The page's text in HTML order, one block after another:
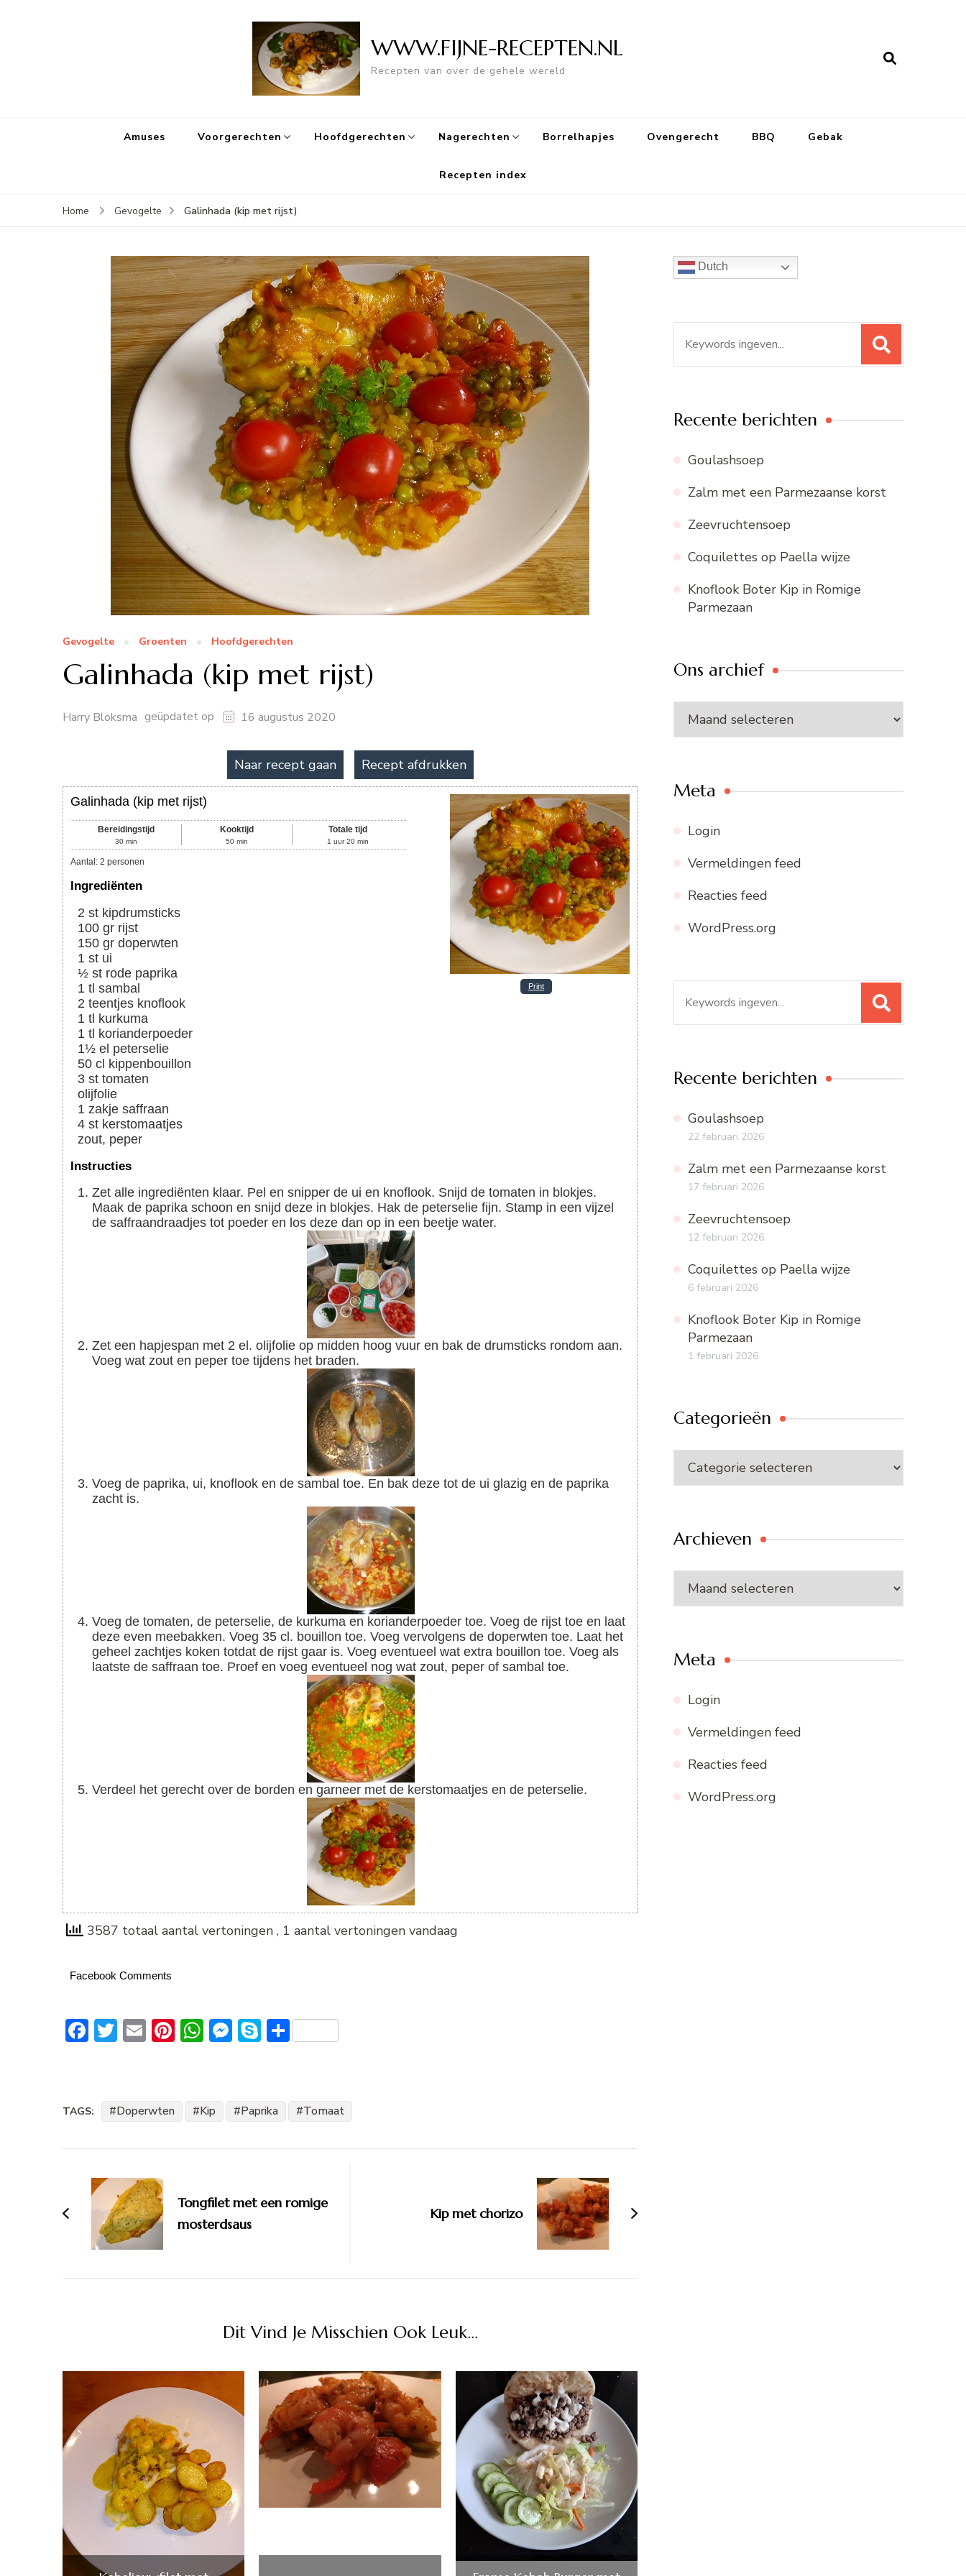
WWW.FIJNE-RECEPTEN.NL
Recepten van over de gehele wereld
Amuses Voorgerechten Hoofdgerechten Nagerechten Borrelhapjes Ovengerecht BBQ Gebak
Recepten index
Home Gevogelte Galinhada (kip met rijst)
Gevogelte Groenten Hoofdgerechten
Galinhada (kip met rijst)
Harry Bloksma geüpdatet op 16 augustus 2020
Naar recept gaan Recept afdrukken
Print
Galinhada (kip met rijst)
Bereidingstijd
30 min
Kooktijd
50 min
Totale tijd
1 uur 20 min
Aantal : 2 personen
Ingrediënten
2 st kipdrumsticks
100 gr rijst
150 gr doperwten
1 st ui
½ st rode paprika
1 tl sambal
2 teentjes knoflook
1 tl kurkuma
1 tl korianderpoeder
1½ el peterselie
50 cl kippenbouillon
3 st tomaten
olijfolie
1 zakje saffraan
4 st kerstomaatjes
zout, peper
Instructies
Zet alle ingrediënten klaar. Pel en snipper de ui en knoflook. Snijd de tomaten in blokjes.
Maak de paprika schoon en snijd deze in blokjes. Hak de peterselie fijn. Stamp in een vijzel
de saffraandraadjes tot poeder en los deze dan op in een beetje water.
Zet een hapjespan met 2 el. olijfolie op midden hoog vuur en bak de drumsticks rondom aan.
Voeg wat zout en peper toe tijdens het braden.
Voeg de paprika, ui, knoflook en de sambal toe. En bak deze tot de ui glazig en de paprika
zacht is.
Voeg de tomaten, de peterselie, de kurkuma en korianderpoeder toe. Voeg de rijst toe en laat
deze even meebakken. Voeg 35 cl. bouillon toe. Voeg vervolgens de doperwten toe. Laat het
geheel zachtjes koken totdat de rijst gaar is. Voeg eventueel wat extra bouillon toe. Voeg als
laatste de saffraan toe. Proef en voeg eventueel nog wat zout, peper of sambal toe.
Verdeel het gerecht over de borden en garneer met de kerstomaatjes en de peterselie.
3587 totaal aantal vertoningen , 1 aantal vertoningen vandaag
Facebook Comments
Facebook
Twitter
EmailPinterest
WhatsApp
Messenger
Skype
Delen
TAGS: Doperwten Kip Paprika Tomaat
navigatie
Tongfilet met een romige
mosterdsaus
Kip met chorizo
Dit Vind Je Misschien Ook Leuk...
Dutch
naar:
Recente berichten
Goulashsoep
Zalm met een Parmezaanse korst
Zeevruchtensoep
Coquilettes op Paella wijze
Knoflook Boter Kip in Romige
Parmezaan
Ons archief
Ons
archief
Meta
Login
Vermeldingen feed
Reacties feed
WordPress.org
naar:
Recente berichten
Goulashsoep
22 februari 2026
Zalm met een Parmezaanse korst
17 februari 2026
Zeevruchtensoep
12 februari 2026
Coquilettes op Paella wijze
6 februari 2026
Knoflook Boter Kip in Romige
Parmezaan
1 februari 2026
Categorieën
Categorieën
Archieven
Archieven
Meta
Login
Vermeldingen feed
Reacties feed
WordPress.org